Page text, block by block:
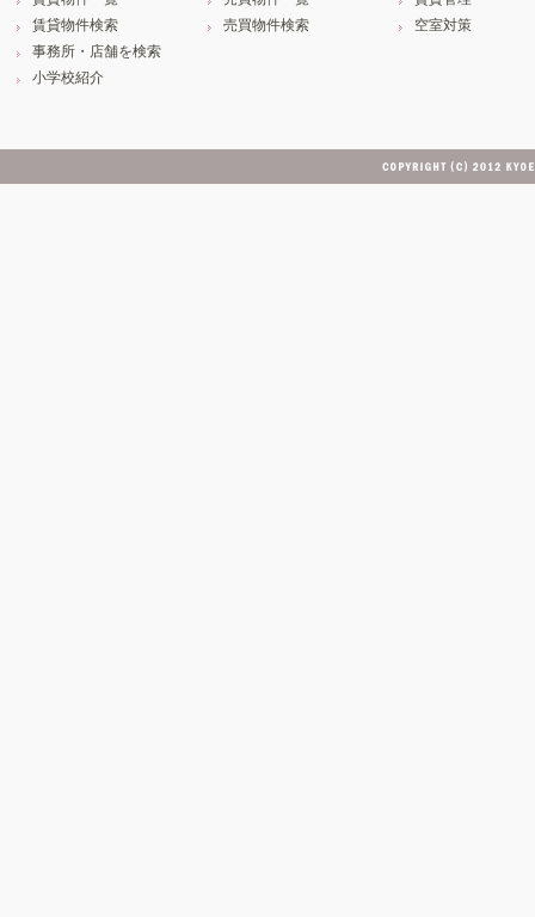
賃貸物件検索
事務所・店舗を検索
小学校紹介
売買物件検索
空室対策